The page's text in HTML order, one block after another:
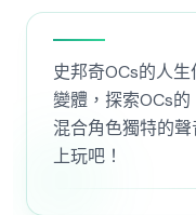
史邦奇OCs的人
變體，探索OCs
混合角色獨特的
上玩吧！